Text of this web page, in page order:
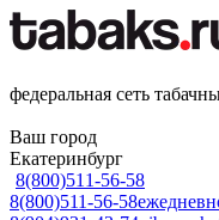
федеральная сеть
Ваш город
Екатеринбург
8(800)511-56-58
8(800)511-56-58